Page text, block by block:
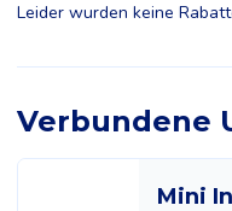
Leider wurden keine
Verbundene
Mini